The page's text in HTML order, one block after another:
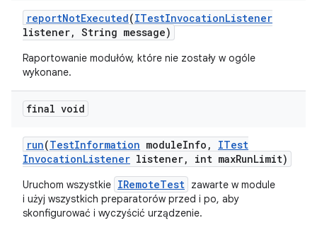
reportNotExecuted(ITestInvocationListener
listener, String message)
Raportowanie modułów, które nie zostały w ogóle
wykonane.
final void
run(TestInformation moduleInfo ,
ITest
InvocationListener listener, int maxRunLimit)
Uruchom wszystkie IRemoteTest zawarte w module
i użyj wszystkich preparatorów przed i po, aby
skonfigurować i wyczyścić urządzenie.